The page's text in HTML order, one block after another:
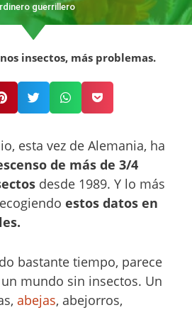
guerrillero
insectos, más problemas.
esta vez de Alemania, ha
de más de 3/4
desde 1989. Y lo más
estos datos en
bastante tiempo, parece
mundo sin insectos. Un
abejas, abejorros,